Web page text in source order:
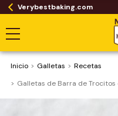
Verybestbaking.com
Inicio Galletas
Recetas
Galletas de Barra de Trocitos